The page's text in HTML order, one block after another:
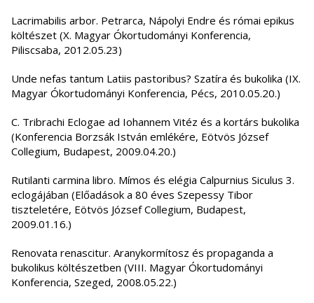
Lacrimabilis arbor. Petrarca, Nápolyi Endre és római epikus
költészet (X. Magyar Ókortudományi Konferencia,
Piliscsaba, 2012.05.23)
Unde nefas tantum Latiis pastoribus? Szatíra és bukolika (IX.
Magyar Ókortudományi Konferencia, Pécs, 2010.05.20.)
C. Tribrachi Eclogae ad Iohannem Vitéz és a kortárs bukolika
(Konferencia Borzsák István emlékére, Eötvös József
Collegium, Budapest, 2009.04.20.)
Rutilanti carmina libro. Mímos és elégia Calpurnius Siculus 3.
eclogájában (Előadások a 80 éves Szepessy Tibor
tiszteletére, Eötvös József Collegium, Budapest,
2009.01.16.)
Renovata renascitur. Aranykormítosz és propaganda a
bukolikus költészetben (VIII. Magyar Ókortudományi
Konferencia, Szeged, 2008.05.22.)